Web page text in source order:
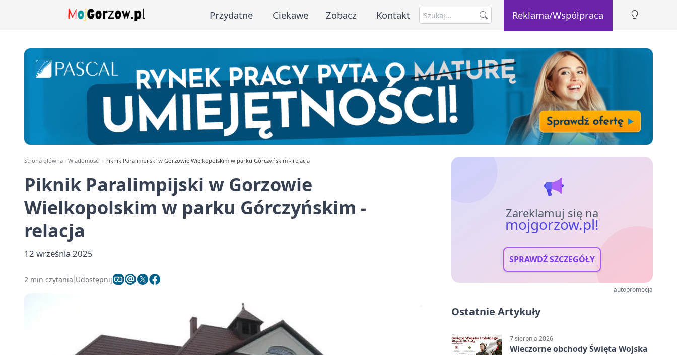
Przydatne Ciekawe Zobacz Kontakt Reklama/Współpraca
Strona główna Wiadomości Piknik Paralimpijski w Gorzowie Wielkopolskim w parku Górczyńskim - relacja
Piknik Paralimpijski w Gorzowie
Wielkopolskim w parku Górczyńskim -
relacja
12 września 2025
2 min czytania Udostępnij
Zareklamuj się na
mojgorzow.pl!
SPRAWDŹ SZCZEGÓŁY
autopromocja
Ostatnie Artykuły
7 sierpnia 2026
Wieczorne obchody Święta Wojska